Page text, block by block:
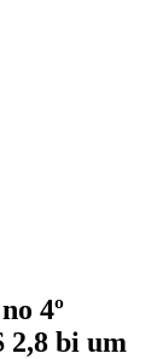
4º
2,8 bi um